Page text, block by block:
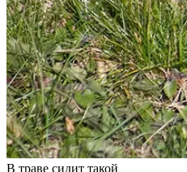
В траве сидит такой